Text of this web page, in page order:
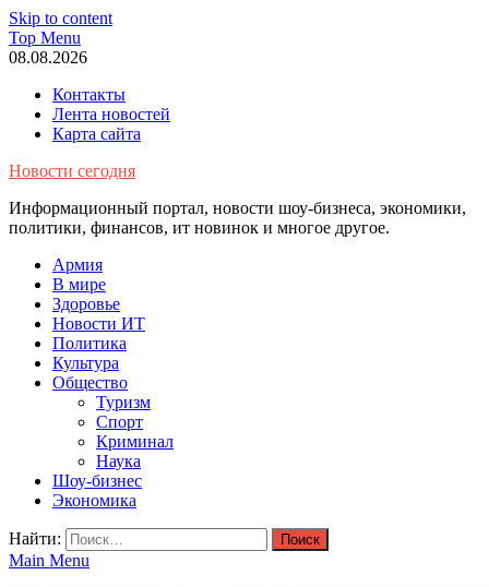
Skip to content
Top Menu
08.08.2026
Контакты
Лента новостей
Карта сайта
Новости сегодня
Информационный портал, новости шоу-бизнеса, экономики,
политики, финансов, ит новинок и многое другое.
Армия
В мире
Здоровье
Новости ИТ
Политика
Культура
Общество
Туризм
Спорт
Криминал
Наука
Шоу-бизнес
Экономика
Найти:
Main Menu